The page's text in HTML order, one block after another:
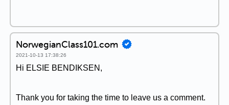
NorwegianClass101.com
2021-10-13 17:38:26
Hi ELSIE BENDIKSEN,
Thank you for taking the time to leave us a comment.